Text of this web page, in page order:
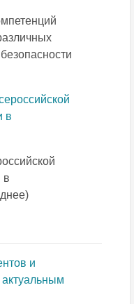
в
в
и